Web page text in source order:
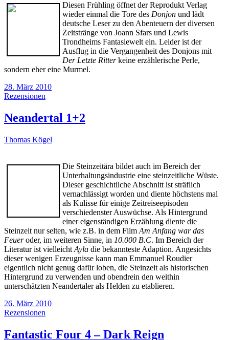
Diesen Frühling öffnet der Reprodukt Verlag
wieder einmal die Tore des Donjon und lädt
deutsche Leser zu den Abenteuern der diversen
Zeitstränge von Joann Sfars und Lewis
Trondheims Fantasiewelt ein. Leider ist der
Ausflug in die Vergangenheit des Donjons mit
Der Letzte Ritterkeine erzählerische Perle,
sondern eher eine Murmel.
28. März 2010
Rezensionen
Neandertal 1+2
Thomas Kögel
Die Steinzeitära bildet auch im Bereich der
Unterhaltungsindustrie eine steinzeitliche Wüste.
Dieser geschichtliche Abschnitt ist sträflich
vernachlässigt worden und diente höchstens mal
als Kulisse für einige Zeitreiseepisoden
verschiedenster Auswüchse. Als Hintergrund
einer eigenständigen Erzählung diente die
Steinzeit nur selten, wie z.B. in dem Film Am Anfang war das
Feueroder, im weiteren Sinne, in 10.000 B.C. Im Bereich der
Literatur ist vielleicht Ayla die bekannteste Adaption. Angesichts
dieser wenigen Erzeugnisse kann man Emmanuel Roudier
eigentlich nicht genug dafür loben, die Steinzeit als historischen
Hintergrund zu verwenden und obendrein den weithin
unterschätzten Neandertaler als Helden zu etablieren.
26. März 2010
Rezensionen
Fantastic Four 4 – Dark Reign